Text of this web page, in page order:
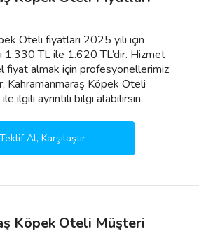
Oteli fiyatları 2025 yılı için
1.330 TL ile 1.620 TL’dir. Hizmet
fiyat almak için profesyonellerimiz
Kahramanmaraş Köpek Oteli
ilgili ayrıntılı bilgi alabilirsin.
Teklif Al, Karşılaştır
Köpek Oteli Müşteri